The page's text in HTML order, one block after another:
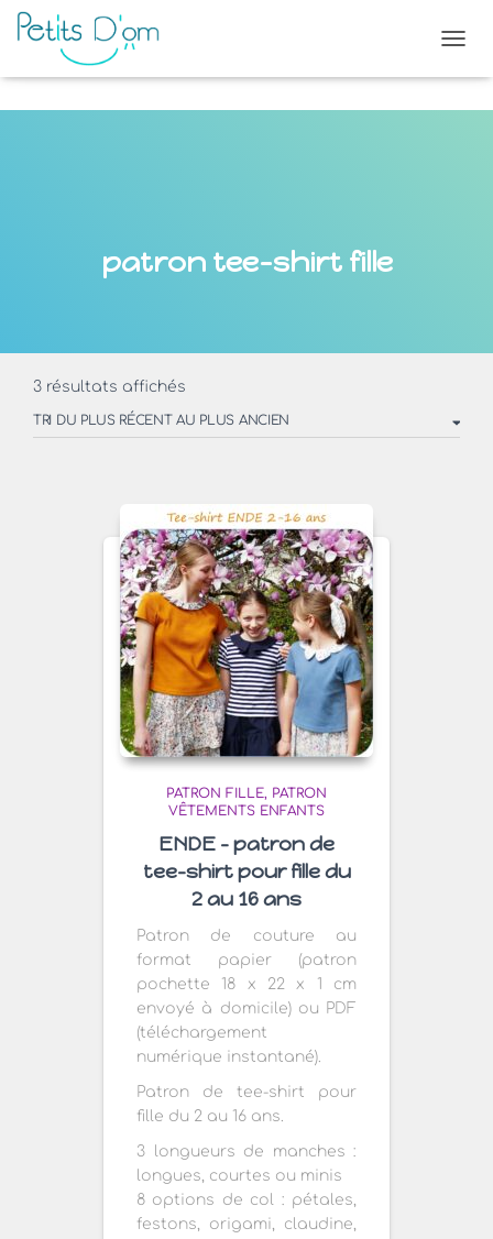
patron tee-shirt fille
3 résultats affichés
du
plus
ancien
PATRON FILLE
PATRON
VÊTEMENTS ENFANTS
ENDE – patron de
tee-shirt pour fille du
2 au 16 ans
Patron de couture au
format papier (patron
pochette 18 x 22 x 1 cm
envoyé à domicile) ou PDF
(téléchargement
numérique instantané).
Patron de tee-shirt pour
fille du 2 au 16 ans.
3 longueurs de manches :
longues, courtes ou minis
8 options de col : pétales,
festons, origami, claudine,